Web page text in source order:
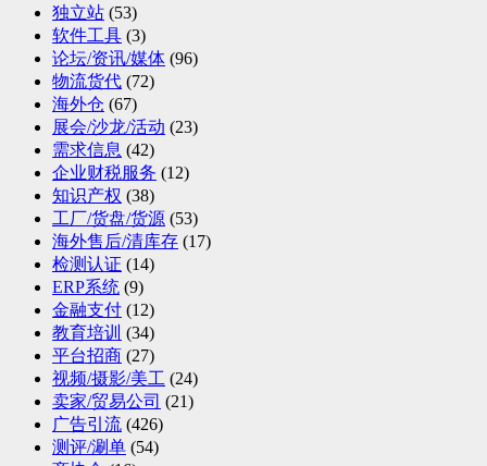
独立站 (53)
软件工具 (3)
论坛/资讯/媒体 (96)
物流货代 (72)
海外仓 (67)
展会/沙龙/活动 (23)
需求信息 (42)
企业财税服务 (12)
知识产权 (38)
工厂/货盘/货源 (53)
海外售后/清库存 (17)
检测认证 (14)
ERP系统 (9)
金融支付 (12)
教育培训 (34)
平台招商 (27)
视频/摄影/美工 (24)
卖家/贸易公司 (21)
广告引流 (426)
测评/涮单 (54)